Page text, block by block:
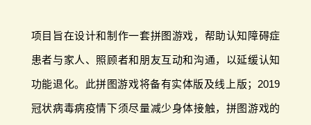
项目旨在设计和制作一套拼图游戏，帮助认知障碍症
患者与家人、照顾者和朋友互动和沟通，以延缓认知
功能退化。此拼图游戏将备有实体版及线上版；2019
冠状病毒病疫情下须尽量减少身体接触，拼图游戏的